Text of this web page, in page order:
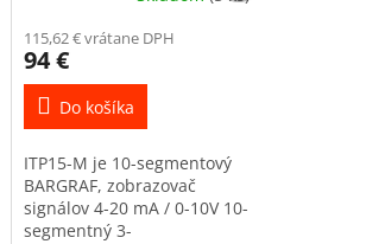
115,62 € vrátane DPH
94 €
Do košíka
ITP15-M je 10-segmentový
BARGRAF, zobrazovač
signálov 4-20 mA / 0-10V 10-
segmentný 3-